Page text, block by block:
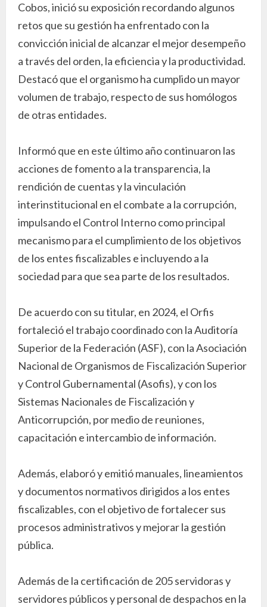
Cobos, inició su exposición recordando algunos
retos que su gestión ha enfrentado con la
convicción inicial de alcanzar el mejor desempeño
a través del orden, la eficiencia y la productividad.
Destacó que el organismo ha cumplido un mayor
volumen de trabajo, respecto de sus homólogos
de otras entidades.
Informó que en este último año continuaron las
acciones de fomento a la transparencia, la
rendición de cuentas y la vinculación
interinstitucional en el combate a la corrupción,
impulsando el Control Interno como principal
mecanismo para el cumplimiento de los objetivos
de los entes fiscalizables e incluyendo a la
sociedad para que sea parte de los resultados.
De acuerdo con su titular, en 2024, el Orfis
fortaleció el trabajo coordinado con la Auditoría
Superior de la Federación (ASF), con la Asociación
Nacional de Organismos de Fiscalización Superior
y Control Gubernamental (Asofis), y con los
Sistemas Nacionales de Fiscalización y
Anticorrupción, por medio de reuniones,
capacitación e intercambio de información.
Además, elaboró y emitió manuales, lineamientos
y documentos normativos dirigidos a los entes
fiscalizables, con el objetivo de fortalecer sus
procesos administrativos y mejorar la gestión
pública.
Además de la certificación de 205 servidoras y
servidores públicos y personal de despachos en la